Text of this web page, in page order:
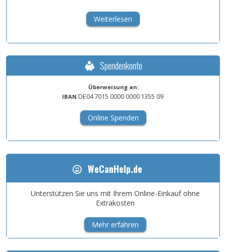
Weiterlesen
Spendenkonto
Überweisung an:
IBAN DE047015 0000 0000 1355 09
Online Spenden
WeCanHelp.de
Unterstützen Sie uns mit Ihrem Online-Einkauf ohne
Extrakosten
Mehr erfahren